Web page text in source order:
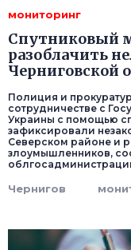
мониторинг
Спутниковый
разоблачить
Черниговской
Полиция и
сотрудничестве с
Украины с помощью
зафиксировали
Северском районе и
злоумышленников,
Чернигов